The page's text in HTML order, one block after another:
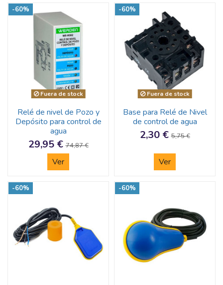
-60%
Fuera de stock
Relé de nivel de Pozo y
Depósito para control de
agua
29,95 €74,87 €
Ver
-60%
Fuera de stock
Base para Relé de Nivel
de control de agua
2,30 €5,75 €
Ver
-60% -60%